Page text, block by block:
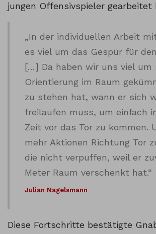
jungen Offensivspieler gearbeitet
„In der individuellen Arbeit
es viel um das Gespür für
[…] Da haben wir uns viel um
Orientierung im Raum
zu stehen hat, wann er sich
freilaufen muss, um einfach
Zeit vor das Tor zu kommen.
mehr Aktionen Richtung Tor
die nicht verpuffen, weil er
Meter Raum verschenkt hat.“
Julian Nagelsmann
Diese Fortschritte bestätigte